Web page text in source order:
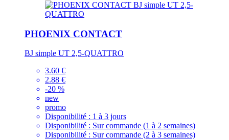
PHOENIX CONTACT
BJ simple UT 2,5-QUATTRO
3.60 €
2.88 €
-20 %
new
promo
Disponibilité : 1 à 3 jours
Disponibilité : Sur commande (1 à 2 semaines)
Disponibilité : Sur commande (2 à 3 semaines)